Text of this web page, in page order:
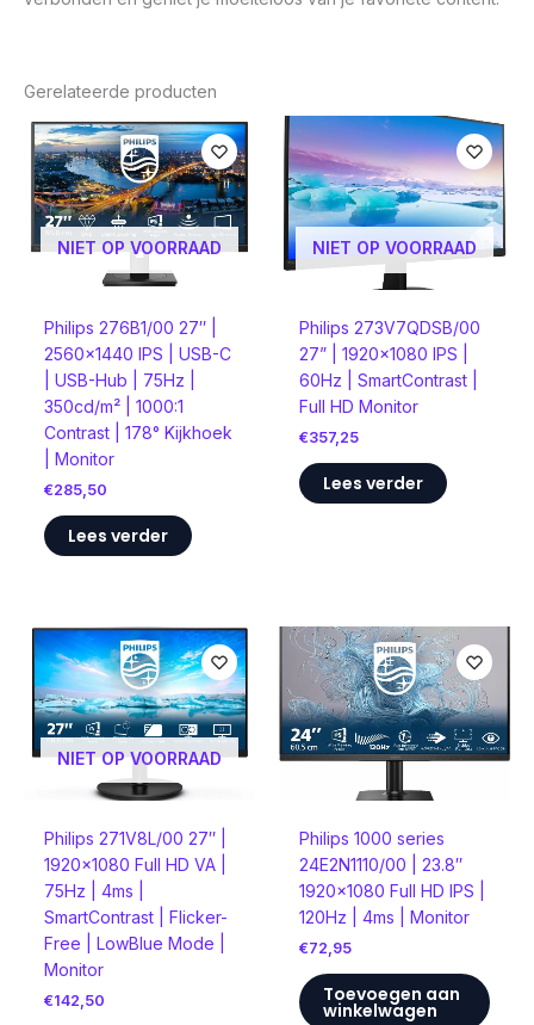
Gerelateerde producten
NIET OP VOORRAAD
Philips 276B1/00 27″ |
2560×1440 IPS | USB-C
| USB-Hub | 75Hz |
350cd/m² | 1000:1
Contrast | 178° Kijkhoek
| Monitor
€285,50
Lees verder
NIET OP VOORRAAD
​Philips 273V7QDSB/00
27” | 1920×1080 IPS |
60Hz | SmartContrast |
Full HD Monitor
€357,25
Lees verder
NIET OP VOORRAAD
Philips 271V8L/00 27″ |
1920×1080 Full HD VA |
75Hz | 4ms |
SmartContrast | Flicker-
Free | LowBlue Mode |
Monitor
€142,50
Philips 1000 series
24E2N1110/00 | 23.8″
1920×1080 Full HD IPS |
120Hz | 4ms | Monitor
€72,95
Toevoegen aan
winkelwagen